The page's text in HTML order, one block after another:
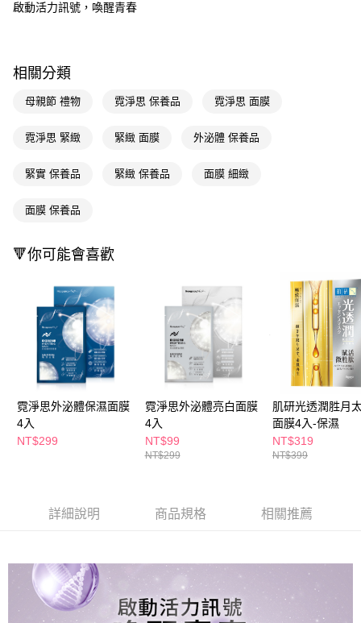
【關於「AFTEE先享後付」】
２．便利：只要手機號碼，簡訊認證，即可結帳。
３．安心：先確認商品／服務後，再付款。
【「AFTEE先享後付」結帳流程】
結帳頁面，進行簡訊認證並確認金額後，即可完成結帳。
３．收到繳費通知簡訊後14天內，點擊此簡訊中的連結，可透過四大超商／
ATM／網路銀行／等多元方式進行付款，方視為交易完成。
購買商品的店家。未經商家同意取消之訂單仍視為有效，需透過AFTEE先享
是否繳費成功／繳費後需取消欲退款等相關疑問，請聯繫「AFTEE先享後付
【注意事項】
１．透過由恩沛科技股份有限公司提供之「AFTEE先享後付」服務完成之交
易，需依本服務之必要範圍內提供個人資料，並將交易相關給付款項請求債
權轉讓予恩沛科技股份有限公司。
２．關於個人資料處理事宜，請瀏覽以下網址：
https://aftee.tw/terms/#terms3
３．未成年的使用者請事先徵得法定代理人或監護人之同意方可使用
「AFTEE先享後付」，若未經同意申辦者引起之損失，本公司不負相關責
任。
４．使用「AFTEE先享後付」時，將依據個別帳號之用戶狀況，依本公司即
時審查核予不同之上限額度；若仍有額度不足之情形，本公司將視審查結果
每筆NT$65，滿NT$390(含以上)免運費
付款後全家取貨
每筆NT$65，滿NT$490(含以上)免運費
每筆NT$65，滿NT$490(含以上)免運費
7-11取貨付款
每筆NT$65，滿NT$490(含以上)免運費
付款後7-11取貨
每筆NT$65，滿NT$490(含以上)免運費
每筆NT$100，滿NT$790(含以上)免運費
付款後寶雅門市自取(由倉庫統一出貨)
啟動活力訊號，喚醒青春
相關分類
母親節 禮物 霓淨思 保養品 霓淨思 面膜
霓淨思 緊緻 緊緻 面膜 外泌體 保養品
緊實 保養品 緊緻 保養品 面膜 細緻
面膜 保養品
🔻你可能會喜歡
霓淨思外泌體保濕面膜
4入
NT$299
霓淨思外泌體亮白面膜
4入
NT$99
NT$299
肌研光透潤胜月
面膜4入-保濕
NT$319
NT$399
詳細說明 商品規格 相關推薦